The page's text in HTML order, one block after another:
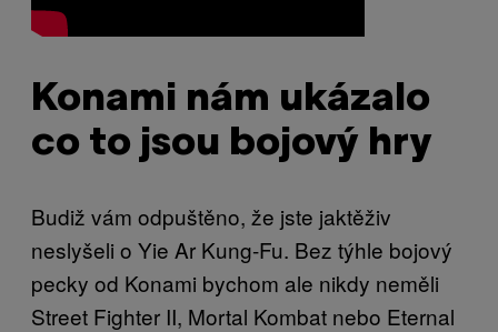
Konami nám ukázalo
co to jsou bojový hry
Budiž vám odpuštěno, že jste jaktěživ
neslyšeli o Yie Ar Kung-Fu. Bez týhle bojový
pecky od Konami bychom ale nikdy neměli
Street Fighter II, Mortal Kombat nebo Eternal